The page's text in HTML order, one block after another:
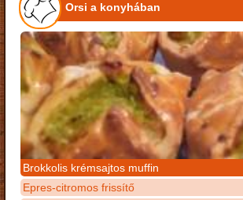
Orsi a konyhában
Brokkolis krémsajtos muffin
Epres-citromos frissítő